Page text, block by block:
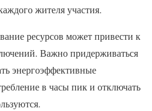
жителя участия.
ресурсов может привести к
Важно придерживаться
энергоэффективные
в часы пик и отключать